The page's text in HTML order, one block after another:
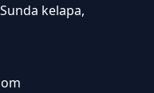
kelapa,